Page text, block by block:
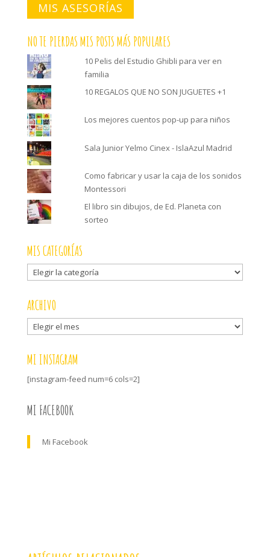
MIS ASESORÍAS
NO TE PIERDAS MIS POSTS MÁS POPULARES
10 Pelis del Estudio Ghibli para ver en
familia
10 REGALOS QUE NO SON JUGUETES +1
Los mejores cuentos pop-up para niños
Sala Junior Yelmo Cinex - IslaAzul Madrid
Como fabricar y usar la caja de los sonidos
Montessori
El libro sin dibujos, de Ed. Planeta con
sorteo
MIS CATEGORÍAS
Mis
categorías
ARCHIVO
Archivo
MI INSTAGRAM
[instagram-feed num=6 cols=2]
MI FACEBOOK
Mi Facebook